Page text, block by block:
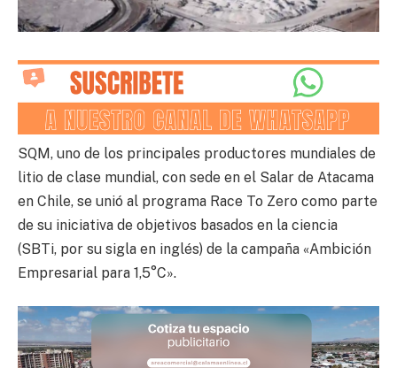
SQM, uno de los principales productores mundiales de
litio de clase mundial, con sede en el Salar de Atacama
en Chile, se unió al programa Race To Zero como parte
de su iniciativa de objetivos basados en la ciencia
(SBTi, por su sigla en inglés) de la campaña «Ambición
Empresarial para 1,5°C».